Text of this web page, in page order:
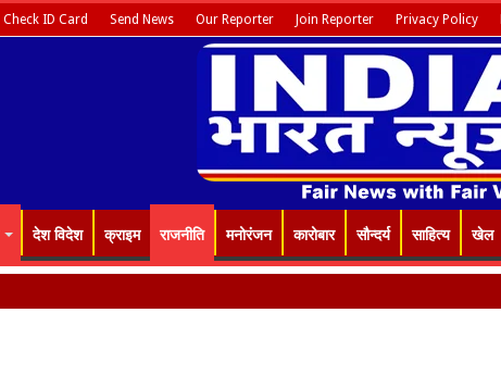
Check ID Card Send News Our Reporter Join Reporter Privacy Policy
देश विदेश क्राइम राजनीति मनोरंजन कारोबार सौन्दर्य साहित्य खेल